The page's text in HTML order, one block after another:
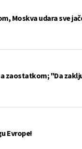
Moskva udara sve
zaostatkom; "Da
Evrope!